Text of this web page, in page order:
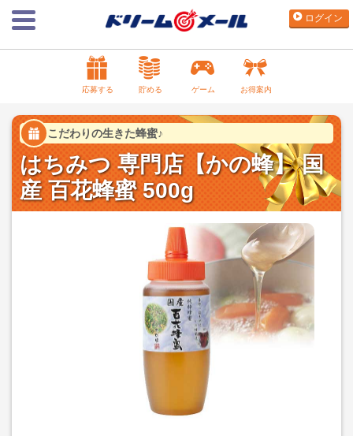
ログイン
応募する 貯める ゲーム お得案内
こだわりの生きた蜂蜜♪
はちみつ 専門店【かの蜂】 国
産 百花蜂蜜 500g